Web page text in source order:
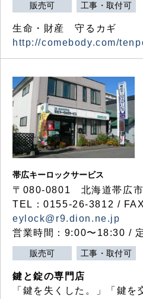
販売可 工事・取付可
生命・財産 守るカギ
http://comebody.com/
帯広キーロックサービス
〒080-0801 北海道帯広
TEL：0155-26-3812 /
eylock@r9.dion.ne.jp
営業時間：9:00〜18:30 /
販売可 工事・取付可
鍵と錠の専門店
「鍵を失くした。」「鍵